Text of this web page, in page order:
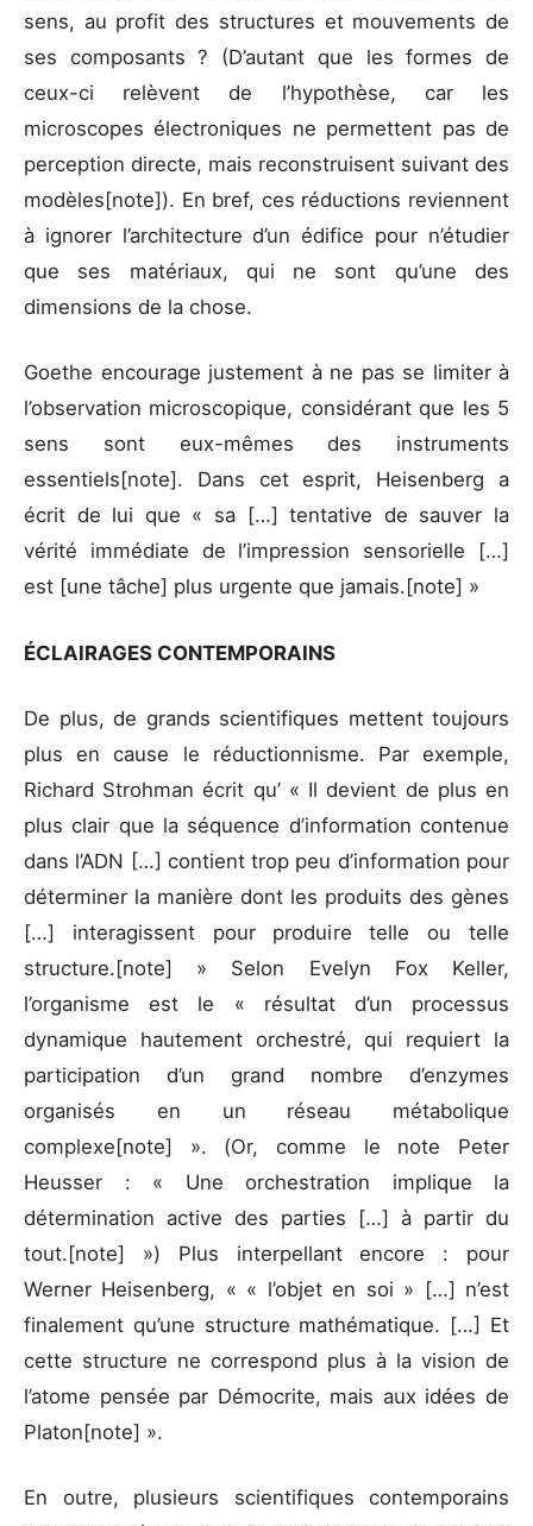
sens, au profit des structures et mouvements de
ses composants ? (D’autant que les formes de
ceux-ci relèvent de l’hypothèse, car les
microscopes électroniques ne permettent pas de
perception directe, mais reconstruisent suivant des
modèles[note]). En bref, ces réductions reviennent
à ignorer l’architecture d’un édifice pour n’étudier
que ses matériaux, qui ne sont qu’une des
dimensions de la chose.
Goethe encourage justement à ne pas se limiter à
l’observation microscopique, considérant que les 5
sens sont eux-mêmes des instruments
essentiels[note]. Dans cet esprit, Heisenberg a
écrit de lui que « sa […] tentative de sauver la
vérité immédiate de l’impression sensorielle […]
est [une tâche] plus urgente que jamais.[note] »
ÉCLAIRAGES CONTEMPORAINS
De plus, de grands scientifiques mettent toujours
plus en cause le réductionnisme. Par exemple,
Richard Strohman écrit qu’ « Il devient de plus en
plus clair que la séquence d’information contenue
dans l’ADN […] contient trop peu d’information pour
déterminer la manière dont les produits des gènes
[…] interagissent pour produire telle ou telle
structure.[note] » Selon Evelyn Fox Keller,
l’organisme est le « résultat d’un processus
dynamique hautement orchestré, qui requiert la
participation d’un grand nombre d’enzymes
organisés en un réseau métabolique
complexe[note] ». (Or, comme le note Peter
Heusser : « Une orchestration implique la
détermination active des parties […] à partir du
tout.[note] ») Plus interpellant encore : pour
Werner Heisenberg, « « l’objet en soi » […] n’est
finalement qu’une structure mathématique. […] Et
cette structure ne correspond plus à la vision de
l’atome pensée par Démocrite, mais aux idées de
Platon[note] ».
En outre, plusieurs scientifiques contemporains